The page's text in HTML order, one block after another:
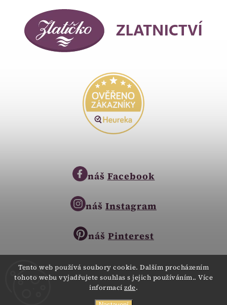
Tento web používá soubory cookie. Dalším procházením
tohoto webu vyjadřujete souhlas s jejich používáním.. Více
informací zde.
obchod@zlatnictvi-zlaticko.cz
náš Facebook
náš Instagram
náš Pinterest
Copyright © 2023